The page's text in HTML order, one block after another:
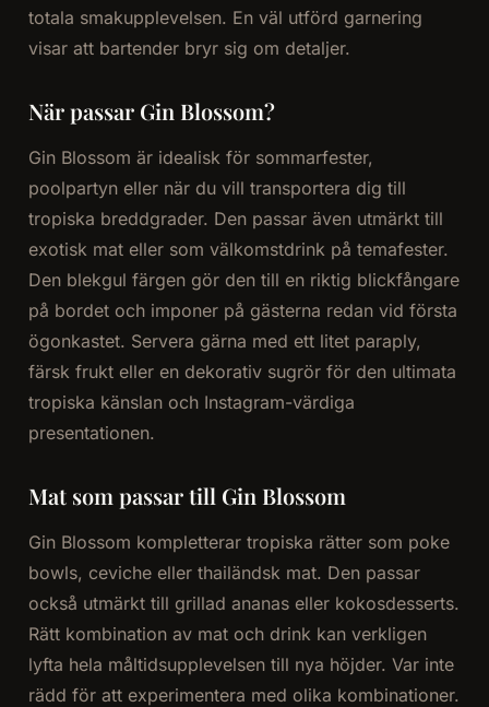
totala smakupplevelsen. En väl utförd garnering
visar att bartender bryr sig om detaljer.
När passar Gin Blossom?
Gin Blossom är idealisk för sommarfester,
poolpartyn eller när du vill transportera dig till
tropiska breddgrader. Den passar även utmärkt till
exotisk mat eller som välkomstdrink på temafester.
Den blekgul färgen gör den till en riktig blickfångare
på bordet och imponer på gästerna redan vid första
ögonkastet. Servera gärna med ett litet paraply,
färsk frukt eller en dekorativ sugrör för den ultimata
tropiska känslan och Instagram-värdiga
presentationen.
Mat som passar till Gin Blossom
Gin Blossom kompletterar tropiska rätter som poke
bowls, ceviche eller thailändsk mat. Den passar
också utmärkt till grillad ananas eller kokosdesserts.
Rätt kombination av mat och drink kan verkligen
lyfta hela måltidsupplevelsen till nya höjder. Var inte
rädd för att experimentera med olika kombinationer.